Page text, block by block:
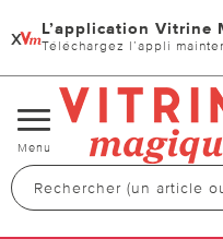
x L’application Vitrine
Téléchargez l’appli
Changer
de
navigation
Menu